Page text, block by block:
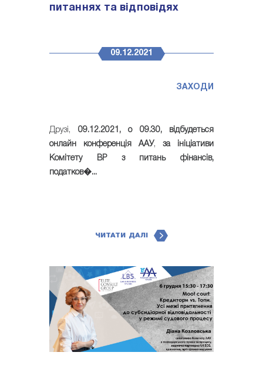
питаннях та відповідях
09.12.2021
ЗАХОДИ
Друзі, 09.12.2021, о 09.30, відбудеться
онлайн конференція ААУ, за ініціативи
Комітету ВР з питань фінансів,
податков�...
ЧИТАТИ ДАЛІ